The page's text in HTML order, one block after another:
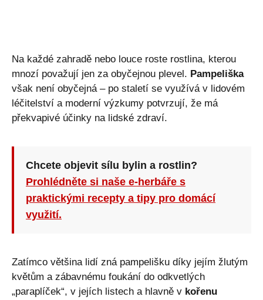
Na každé zahradě nebo louce roste rostlina, kterou
mnozí považují jen za obyčejnou plevel. Pampeliška
však není obyčejná – po staletí se využívá v lidovém
léčitelství a moderní výzkumy potvrzují, že má
překvapivé účinky na lidské zdraví.
Chcete objevit sílu bylin a rostlin?
Prohlédněte si naše e-herbáře s
praktickými recepty a tipy pro domácí
využití.
Zatímco většina lidí zná pampelišku díky jejím žlutým
květům a zábavnému foukání do odkvetlých
„paraplíček“, v jejích listech a hlavně v kořenu